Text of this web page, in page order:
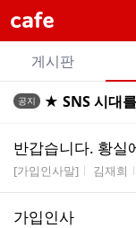
cafe
카
페
메
뉴
게시판
전
글
트
공지 ★ SNS 시대를 맞아
반갑습니다. 황실
게시판명
[가입인사말] 작성자
김재희
가입인사